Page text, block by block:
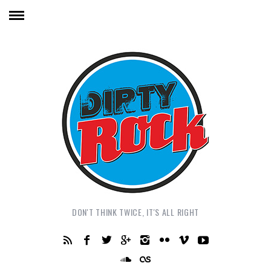
DON'T THINK TWICE, IT'S ALL RIGHT